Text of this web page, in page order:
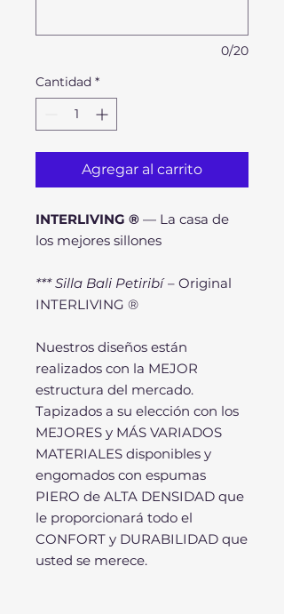
0/20
Cantidad *
Agregar al carrito
INTERLIVING ® — La casa de
los mejores sillones
*** Silla Bali Petiribí– Original
INTERLIVING ®
Nuestros diseños están
realizados con la MEJOR
estructura del mercado.
Tapizados a su elección con los
MEJORES y MÁS VARIADOS
MATERIALES disponibles y
engomados con espumas
PIERO de ALTA DENSIDAD que
le proporcionará todo el
CONFORT y DURABILIDAD que
usted se merece.